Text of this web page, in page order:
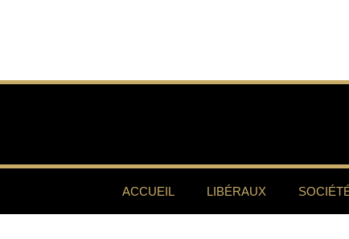
ACCUEIL LIBÉRAUX